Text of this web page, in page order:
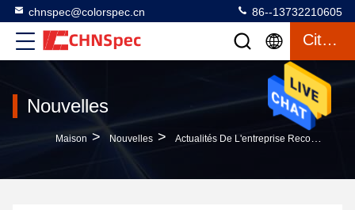
chnspec@colorspec.cn 86--13732210605
Citation
Nouvelles
Maison > Nouvelles > Actualités De L'entreprise Recommandations De Marque Pour Le Spectrophotomètre Couleur 2026